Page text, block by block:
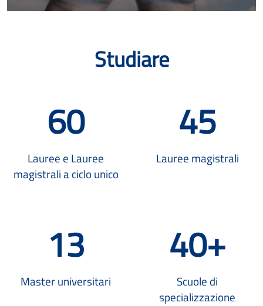
Studiare
60
Lauree e Lauree
magistrali a ciclo unico
45
Lauree magistrali
13
Master universitari
40+
Scuole di
specializzazione